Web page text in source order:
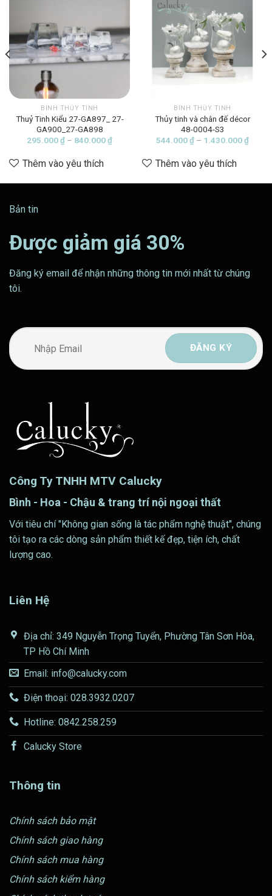
BÌNH THỦY TINH
Thuỷ Tinh Kiểu 27-GA897_ 27-
GA900_27-GA898
295.000₫ – 840.000₫Khoảng
295.000 ₫
Thêm vào yêu thích
BÌNH THỦY TINH
Thủy tinh và chân đế décor
48-0004-S3
544.000₫ – 1.430.000₫
Thêm vào yêu thích
₫
Bản tin
Được giảm giá 30%
Đăng ký email để nhận những thông tin mới nhất từ chúng
tôi.
Công Ty TNHH MTV Calucky
Bình - Hoa - Chậu & trang trí nội ngoại thất
Với tiêu chí "Không gian sống là tác phẩm nghệ thuật", chúng
tôi tạo ra các dòng sản phẩm thiết kế đẹp, tiện ích, chất
lượng cao.
Liên Hệ
Địa chỉ: 349 Nguyễn Trọng Tuyển, Phường Tân Sơn Hòa,
TP Hồ Chí Minh
Email: info@calucky.com
Điện thoại: 028.3932.0207
Hotline: 0842.258.259
Calucky Store
Thông tin
Chính sách bảo mật
Chính sách giao hàng
Chính sách mua hàng
Chính sách kiểm hàng